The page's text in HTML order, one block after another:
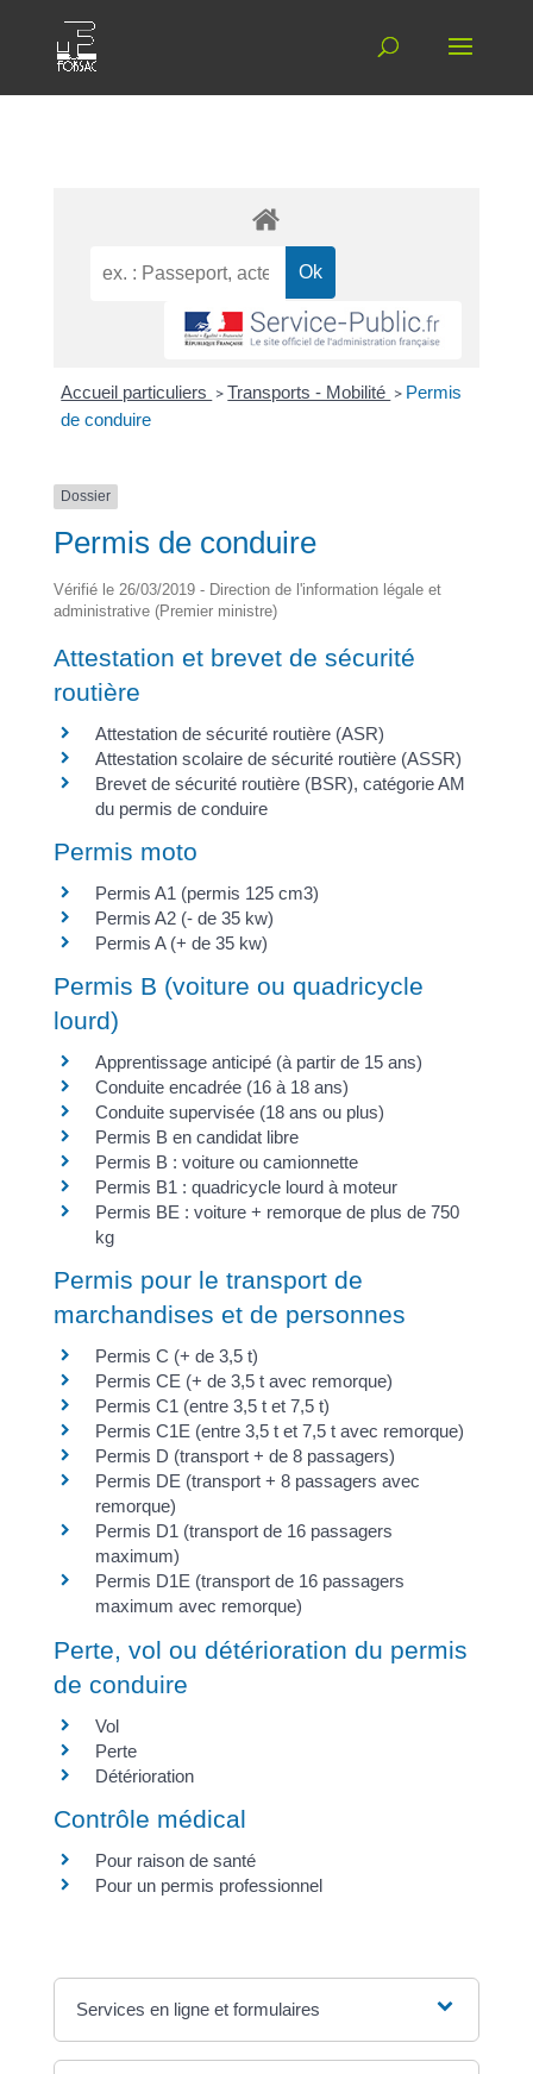
Accueil particuliers >Transports - Mobilité > Permis
de conduire
Dossier
Permis de conduire
Vérifié le 26/03/2019 - Direction de l'information légale et
administrative (Premier ministre)
Attestation et brevet de sécurité
routière
Attestation de sécurité routière (ASR)
Attestation scolaire de sécurité routière (ASSR)
Brevet de sécurité routière (BSR), catégorie AM
du permis de conduire
Permis moto
Permis A1 (permis 125 cm3)
Permis A2 (- de 35 kw)
Permis A (+ de 35 kw)
Permis B (voiture ou quadricycle
lourd)
Apprentissage anticipé (à partir de 15 ans)
Conduite encadrée (16 à 18 ans)
Conduite supervisée (18 ans ou plus)
Permis B en candidat libre
Permis B : voiture ou camionnette
Permis B1 : quadricycle lourd à moteur
Permis BE : voiture + remorque de plus de 750
kg
Permis pour le transport de
marchandises et de personnes
Permis C (+ de 3,5 t)
Permis CE (+ de 3,5 t avec remorque)
Permis C1 (entre 3,5 t et 7,5 t)
Permis C1E (entre 3,5 t et 7,5 t avec remorque)
Permis D (transport + de 8 passagers)
Permis DE (transport + 8 passagers avec
remorque)
Permis D1 (transport de 16 passagers
maximum)
Permis D1E (transport de 16 passagers
maximum avec remorque)
Perte, vol ou détérioration du permis
de conduire
Vol
Perte
Détérioration
Contrôle médical
Pour raison de santé
Pour un permis professionnel
Services en ligne et formulaires